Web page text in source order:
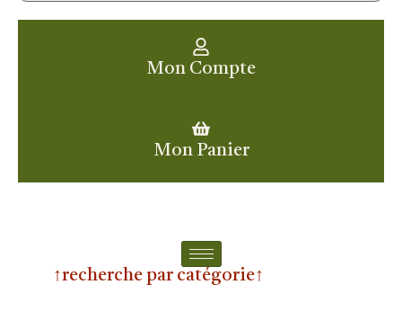
Mon Compte
Mon Panier
↑recherche par catégorie↑